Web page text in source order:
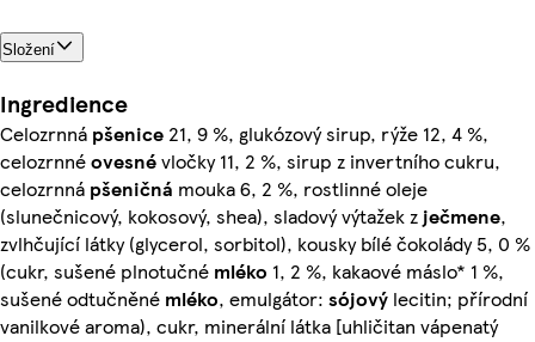
Složení
Ingredience
Celozrnná pšenice 21, 9 %, glukózový sirup, rýže 12, 4 %,
celozrnnéovesnévločky 11, 2 %, sirup z invertního cukru,
celozrnná pšeničná mouka 6, 2 %, rostlinné oleje
(slunečnicový, kokosový, shea), sladový výtažek z ječmene,
zvlhčující látky (glycerol, sorbitol), kousky bílé čokolády 5, 0 %
(cukr, sušené plnotučné mléko 1, 2 %, kakaové máslo* 1 %,
sušené odtučněné mléko, emulgátor: sójový lecitin; přírodní
vanilkové aroma), cukr, minerální látka [uhličitan vápenatý